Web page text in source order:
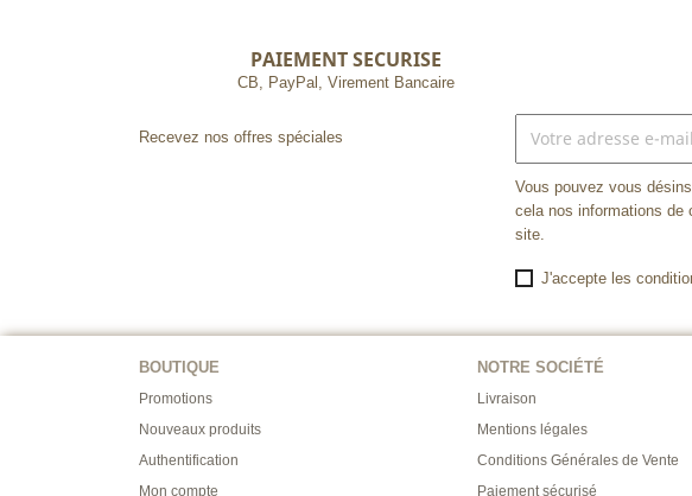
PAIEMENT SECURISE
CB, PayPal, Virement Bancaire
Recevez nos offres spéciales
Vous pouvez vous
cela nos informations de
site.
J'accepte les
BOUTIQUE
Promotions
Nouveaux produits
Authentification
Mon compte
NOTRE SOCIÉTÉ
Livraison
Mentions légales
Conditions Générales de Vente
Paiement sécurisé